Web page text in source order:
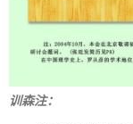
训森注：